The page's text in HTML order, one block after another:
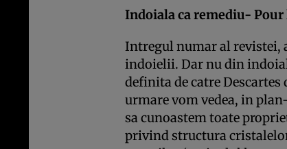
Indoiala ca remediu- Pour
Intregul numar al revistei,
indoielii. Dar nu din
definita de catre Descartes
urmare vom vedea, in
sa cunoastem toate
privind structura